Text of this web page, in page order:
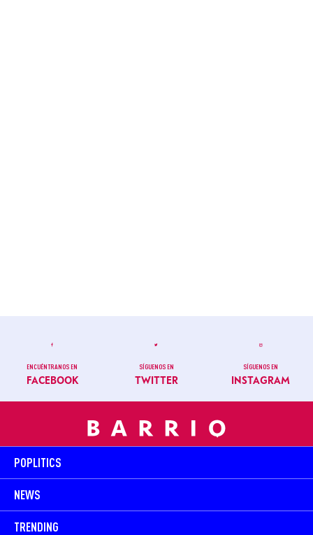
ENCUÉNTRANOS EN
FACEBOOK
SÍGUENOS EN
TWITTER
SÍGUENOS EN
INSTAGRAM
POPLITICS
NEWS
TRENDING